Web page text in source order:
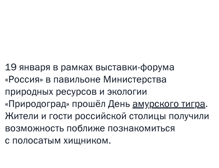
19 января в рамках выставки-форума
«Россия» в павильоне Министерства
природных ресурсов и экологии
«Природоград» прошёл Деньамурского тигра.
Жители и гости российской столицы получили
возможность поближе познакомиться
с полосатым хищником.